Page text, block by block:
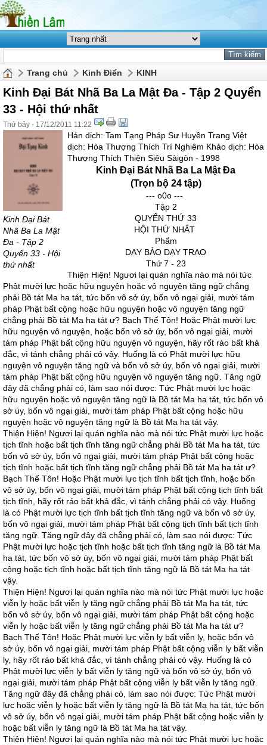
Trang chủ Kinh Điển KINH
Kinh Đại Bát Nhã Ba La Mật Đa - Tập 2 Quyển
33 - Hội thứ nhất
Thứ bảy - 17/12/2011 11:22
Kinh Đại Bát
Nhã Ba La Mật
Đa - Tập 2
Quyển 33 - Hội
thứ nhất
Hán dịch: Tam Tạng Pháp Sư Huyền Trang Việt
dịch: Hòa Thượng Thích Trí Nghiêm Khảo dịch: Hòa
Thượng Thích Thiện Siêu Sàigòn - 1998
Kinh Đại Bát Nhã Ba La Mật Đa
(Trọn bộ 24 tập)
--- o0o ---
Tập 2
QUYỂN THỨ 33
HỘI THỨ NHẤT
Phẩm
DẠY BẢO DẠY TRAO
Thứ 7 - 23
Thiện Hiện! Ngươi lại quán nghĩa nào mà nói tức
Phật mười lực hoặc hữu nguyện hoặc vô nguyện tăng ngữ chẳng
phải Bồ tát Ma ha tát, tức bốn vô sở úy, bốn vô ngại giải, mười tám
pháp Phật bất cộng hoặc hữu nguyện hoặc vô nguyện tăng ngữ
chẳng phải Bồ tát Ma ha tát ư? Bạch Thế Tôn! Hoặc Phật mười lực
hữu nguyện vô nguyện, hoặc bốn vô sở úy, bốn vô ngại giải, mười
tám pháp Phật bất cộng hữu nguyện vô nguyện, hãy rốt ráo bất khả
đắc, vì tánh chẳng phải có vậy. Huống là có Phật mười lực hữu
nguyện vô nguyện tăng ngữ và bốn vô sở úy, bốn vô ngại giải, mười
tám pháp Phật bất cộng hữu nguyện vô nguyện tăng ngữ. Tăng ngữ
đây đã chẳng phải có, làm sao nói được: Tức Phật mười lực hoặc
hữu nguyện hoặc vô nguyện tăng ngữ là Bồ tát Ma ha tát, tức bốn vô
sở úy, bốn vô ngại giải, mười tám pháp Phật bất cộng hoặc hữu
nguyện hoặc vô nguyện tăng ngữ là Bồ tát Ma ha tát vậy.
Thiện Hiện! Ngươi lại quán nghĩa nào mà nói tức Phật mười lực hoặc
tịch tĩnh hoặc bất tịch tĩnh tăng ngữ chẳng phải Bồ tát Ma ha tát, tức
bốn vô sở úy, bốn vô ngại giải, mười tám pháp Phật bất cộng hoặc
tịch tĩnh hoặc bất tịch tĩnh tăng ngữ chẳng phải Bồ tát Ma ha tát ư?
Bạch Thế Tôn! Hoặc Phật mười lực tịch tĩnh bất tịch tĩnh, hoặc bốn
vô sở úy, bốn vô ngại giải, mười tám pháp Phật bất cộng tịch tĩnh bất
tịch tĩnh, hãy rốt ráo bất khả đắc, vì tánh chẳng phải có vậy. Huống
là có Phật mười lực tịch tĩnh bất tịch tĩnh tăng ngữ và bốn vô sở úy,
bốn vô ngại giải, mười tám pháp Phật bất cộng tịch tĩnh bất tịch tĩnh
tăng ngữ. Tăng ngữ đây đã chẳng phải có, làm sao nói được: Tức
Phật mười lực hoặc tịch tĩnh hoặc bất tịch tĩnh tăng ngữ là Bồ tát Ma
ha tát, tức bốn vô sở úy, bốn vô ngại giải, mười tám pháp Phật bất
cộng hoặc tịch tĩnh hoặc bất tịch tĩnh tăng ngữ là Bồ tát Ma ha tát
vậy.
Thiện Hiện! Ngươi lại quán nghĩa nào mà nói tức Phật mười lực hoặc
viễn ly hoặc bất viễn ly tăng ngữ chẳng phải Bồ tát Ma ha tát, tức
bốn vô sở úy, bốn vô ngại giải, mười tám pháp Phật bất cộng hoặc
viễn ly hoặc bất viễn ly tăng ngữ chẳng phải Bồ tát Ma ha tát ư?
Bạch Thế Tôn! Hoặc Phật mười lực viễn ly bất viễn ly, hoặc bốn vô
sở úy, bốn vô ngại giải, mười tám pháp Phật bất cộng viễn ly bất viễn
ly, hãy rốt ráo bất khả đắc, vì tánh chẳng phải có vậy. Huống là có
Phật mười lực viễn ly bất viễn ly tăng ngữ và bốn vô sở úy, bốn vô
ngại giải, mười tám pháp Phật bất cộng viễn ly bất viễn ly tăng ngữ.
Tăng ngữ đây đã chẳng phải có, làm sao nói được: Tức Phật mười
lực hoặc viễn ly hoặc bất viễn ly tăng ngữ là Bồ tát Ma ha tát, tức bốn
vô sở úy, bốn vô ngại giải, mười tám pháp Phật bất cộng hoặc viễn ly
hoặc bất viễn ly tăng ngữ là Bồ tát Ma ha tát vậy.
Thiện Hiện! Ngươi lại quán nghĩa nào mà nói tức Phật mười lực hoặc